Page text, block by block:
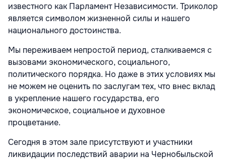
известного как Парламент Независимости. Триколор
является символом жизненной силы и нашего
национального достоинства.
Мы переживаем непростой период, сталкиваемся с
вызовами экономического, социального,
политического порядка. Но даже в этих условиях мы
не можем не оценить по заслугам тех, что внес вклад
в укрепление нашего государства, его
экономическое, социальное и духовное
процветание.
Сегодня в этом зале присутствуют и участники
ликвидации последствий аварии на Чернобыльской